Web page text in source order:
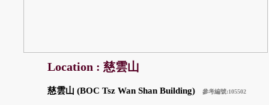
Location : 慈雲山
慈雲山 (BOC Tsz Wan Shan Building) 參考編號:105502